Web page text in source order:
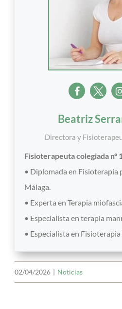
Beatriz
Directora y
Fisioterapeuta colegiada nº
• Diplomada en Fisioterapia
Málaga.
• Experta en Terapia
• Especialista en terapia
• Especialista en
02/04/2026 | Noticias